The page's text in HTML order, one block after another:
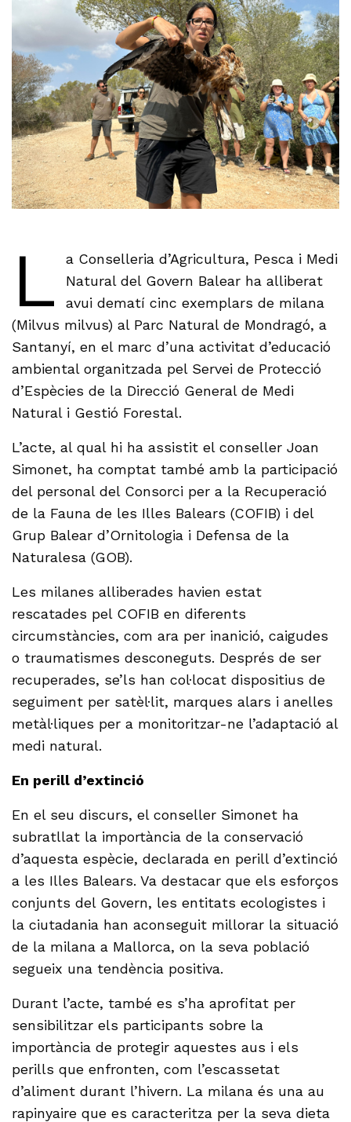
L
a Conselleria d’Agricultura, Pesca i Medi
Natural del Govern Balear ha alliberat
avui dematí cinc exemplars de milana
(Milvus milvus) al Parc Natural de Mondragó, a
Santanyí, en el marc d’una activitat d’educació
ambiental organitzada pel Servei de Protecció
d’Espècies de la Direcció General de Medi
Natural i Gestió Forestal.
L’acte, al qual hi ha assistit el conseller Joan
Simonet, ha comptat també amb la participació
del personal del Consorci per a la Recuperació
de la Fauna de les Illes Balears (COFIB) i del
Grup Balear d’Ornitologia i Defensa de la
Naturalesa (GOB).
Les milanes alliberades havien estat
rescatades pel COFIB en diferents
circumstàncies, com ara per inanició, caigudes
o traumatismes desconeguts. Després de ser
recuperades, se’ls han col·locat dispositius de
seguiment per satèl·lit, marques alars i anelles
metàl·liques per a monitoritzar-ne l’adaptació al
medi natural.
En perill d’extinció
En el seu discurs, el conseller Simonet ha
subratllat la importància de la conservació
d’aquesta espècie, declarada en perill d’extinció
a les Illes Balears. Va destacar que els esforços
conjunts del Govern, les entitats ecologistes i
la ciutadania han aconseguit millorar la situació
de la milana a Mallorca, on la seva població
segueix una tendència positiva.
Durant l’acte, també es s’ha aprofitat per
sensibilitzar els participants sobre la
importància de protegir aquestes aus i els
perills que enfronten, com l’escassetat
d’aliment durant l’hivern. La milana és una au
rapinyaire que es caracteritza per la seva dieta